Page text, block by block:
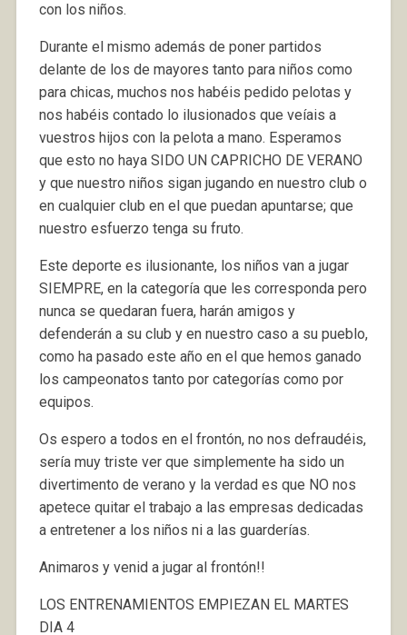
con los niños.
Durante el mismo además de poner partidos
delante de los de mayores tanto para niños como
para chicas, muchos nos habéis pedido pelotas y
nos habéis contado lo ilusionados que veíais a
vuestros hijos con la pelota a mano. Esperamos
que esto no haya SIDO UN CAPRICHO DE VERANO
y que nuestro niños sigan jugando en nuestro club o
en cualquier club en el que puedan apuntarse; que
nuestro esfuerzo tenga su fruto.
Este deporte es ilusionante, los niños van a jugar
SIEMPRE, en la categoría que les corresponda pero
nunca se quedaran fuera, harán amigos y
defenderán a su club y en nuestro caso a su pueblo,
como ha pasado este año en el que hemos ganado
los campeonatos tanto por categorías como por
equipos.
Os espero a todos en el frontón, no nos defraudéis,
sería muy triste ver que simplemente ha sido un
divertimento de verano y la verdad es que NO nos
apetece quitar el trabajo a las empresas dedicadas
a entretener a los niños ni a las guarderías.
Animaros y venid a jugar al frontón!!
LOS ENTRENAMIENTOS EMPIEZAN EL MARTES
DIA 4